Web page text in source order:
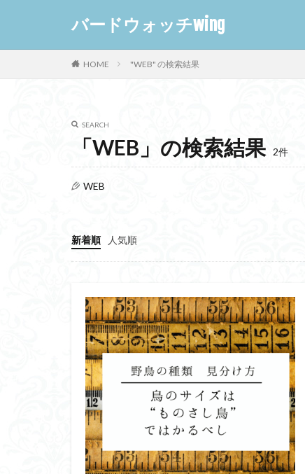
バードウォッチwing
HOME "WEB" の検索結果
SEARCH
「WEB」の検索結果 2件
WEB
新着順 人気順